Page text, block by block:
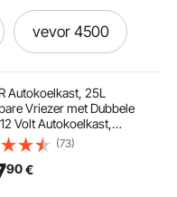
vevor 4500
co2
100w
Autokoelkast, 25L
Vriezer met Dubbele
Volt Autokoelkast,
Temperatuurbereik van
tot 20°C, 12/24V DC en 100-
Compressor Koeler voor
Kamperen, Camper
(73)
90€